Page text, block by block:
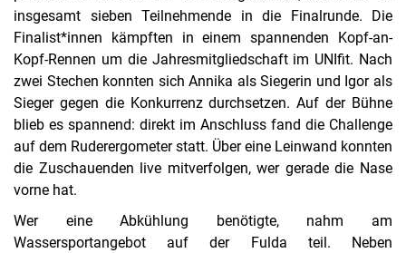
insgesamt sieben Teilnehmende in die Finalrunde. Die
Finalist*innen kämpften in einem spannenden Kopf-an-
Kopf-Rennen um die Jahresmitgliedschaft im UNIfit. Nach
zwei Stechen konnten sich Annika als Siegerin und Igor als
Sieger gegen die Konkurrenz durchsetzen. Auf der Bühne
blieb es spannend: direkt im Anschluss fand die Challenge
auf dem Ruderergometer statt. Über eine Leinwand konnten
die Zuschauenden live mitverfolgen, wer gerade die Nase
vorne hat.
Wer eine Abkühlung benötigte, nahm am
Wassersportangebot auf der Fulda teil. Neben